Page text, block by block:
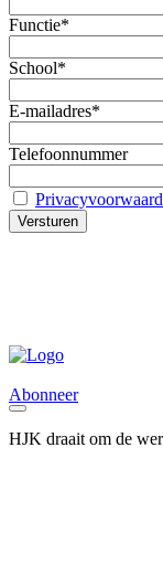
Functie*
School*
E-mailadres*
Telefoonnummer
Abonneer
HJK draait om de